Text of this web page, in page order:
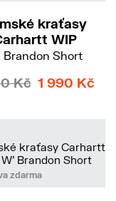
kraťasy
WIP
Brandon Short
Kč 1 990 Kč
zdarma
XSS